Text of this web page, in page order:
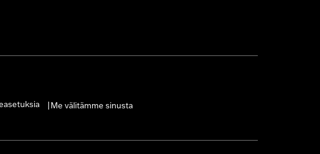
Me välitämme sinusta